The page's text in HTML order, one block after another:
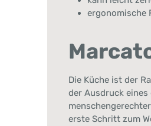
ergonomische
Die Küche ist der
der Ausdruck eines
erste Schritt zum